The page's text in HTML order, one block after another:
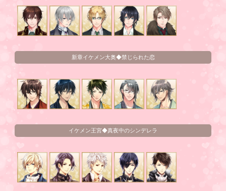
新章イケメン大奥◆禁じられた恋
イケメン王宮◆真夜中のシンデレラ